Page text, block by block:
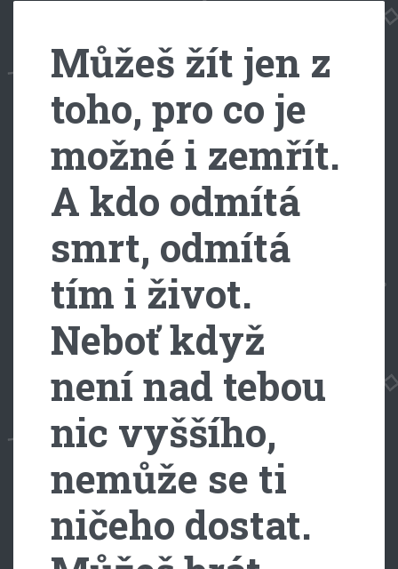
Můžeš žít jen z
toho, pro co je
možné i zemřít.
A kdo odmítá
smrt, odmítá
tím i život.
Neboť když
není nad tebou
nic vyššího,
nemůže se ti
ničeho dostat.